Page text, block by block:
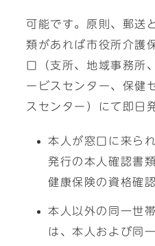
可能です。原則、郵送
類があれば市役所介護
口（支所、地域事務所
ービスセンター、保健
スセンター）にて即日
本人が窓口に来ら
発行の本人確認書
健康保険の資格確
本人以外の同一世
は、本人および同